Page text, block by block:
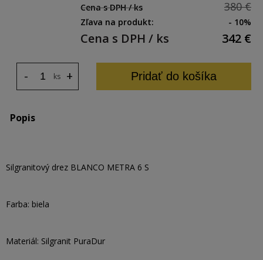
Cena s DPH / ks
380 €
Zľava na produkt: - 10%
Cena s DPH / ks 342 €
ks +
- Pridať do košíka
Popis
Silgranitový drez BLANCO METRA 6 S
Farba: biela
Materiál: Silgranit PuraDur